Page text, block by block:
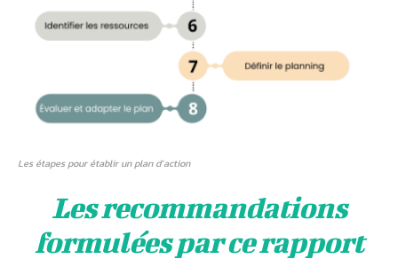
Les étapes pour établir un plan d’action
Les recommandations
formulées par ce rapport